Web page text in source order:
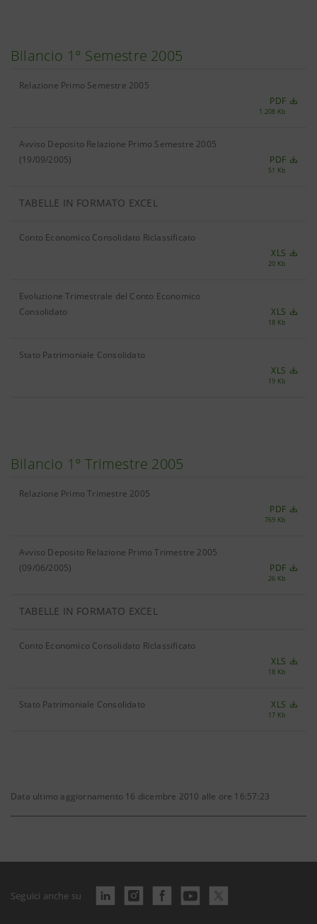
Bilancio 1° Semestre 2005
Relazione Primo Semestre 2005
PDF
1.208 Kb
Avviso Deposito Relazione Primo Semestre 2005
(19/09/2005)
PDF
51 Kb
TABELLE IN FORMATO EXCEL
Conto Economico Consolidato Riclassificato
XLS
20 Kb
Evoluzione Trimestrale del Conto Economico
Consolidato
XLS
18 Kb
Stato Patrimoniale Consolidato
XLS
19 Kb
Bilancio 1° Trimestre 2005
Relazione Primo Trimestre 2005
PDF
769 Kb
Avviso Deposito Relazione Primo Trimestre 2005
(09/06/2005)
PDF
26 Kb
TABELLE IN FORMATO EXCEL
Conto Economico Consolidato Riclassificato
XLS
18 Kb
Stato Patrimoniale Consolidato XLS
17 Kb
Data ultimo aggiornamento 16 dicembre 2010 alle ore 16:57:23
Seguici anche su